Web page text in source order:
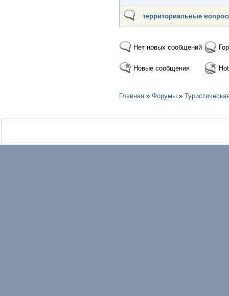
территориальные
Нет новых сообщений
Новые сообщения
Главная » Форумы »